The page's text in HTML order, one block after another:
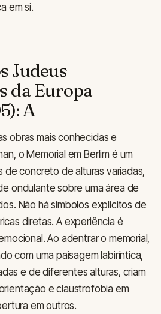
em si.
Judeus
da Europa
A
obras mais conhecidas e
o Memorial em Berlim é um
de concreto de alturas variadas,
ondulante sobre uma área de
Não há símbolos explícitos de
diretas. A experiência é
Ao adentrar o memorial,
com uma paisagem labiríntica,
e de diferentes alturas, criam
e claustrofobia em
em outros.